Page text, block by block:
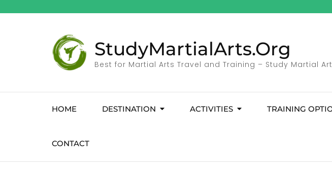
StudyMartialArts.Org
Best for Martial Arts Travel and Training – Study Martial
HOME DESTINATION ACTIVITIES TRAINING
CONTACT